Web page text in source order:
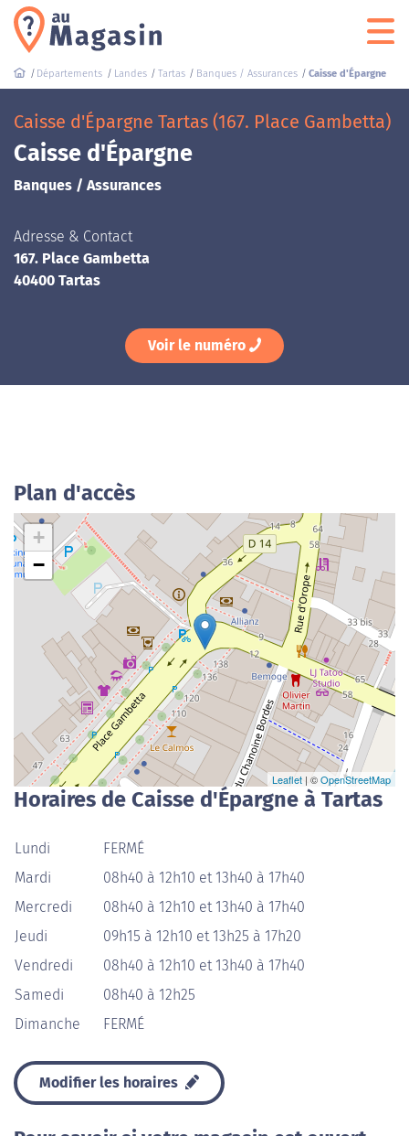
Départements Landes Tartas Banques / Assurances Caisse d'Épargne
Caisse d'Épargne Tartas (167. Place Gambetta)
Caisse d'Épargne
Banques / Assurances
Adresse & Contact
167. Place Gambetta
40400 Tartas
Voir le numéro
Plan d'accès
+
−
Leaflet | ©OpenStreetMap
Horaires de Caisse d'Épargne à Tartas
Lundi
FERMÉ
Mardi
08h40 à 12h10 et 13h40 à 17h40
Mercredi
08h40 à 12h10 et 13h40 à 17h40
Jeudi
09h15 à 12h10 et 13h25 à 17h20
Vendredi
08h40 à 12h10 et 13h40 à 17h40
Samedi
08h40 à 12h25
Dimanche
FERMÉ
Modifier les horaires